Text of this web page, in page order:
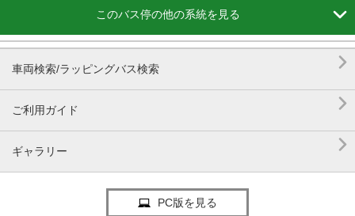
このバス停の他の系統を見る 
車両検索/ラッピングバス検索 
ご利用ガイド 
ギャラリー 
PC版を見る